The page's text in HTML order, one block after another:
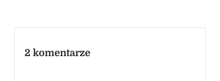
2 komentarze